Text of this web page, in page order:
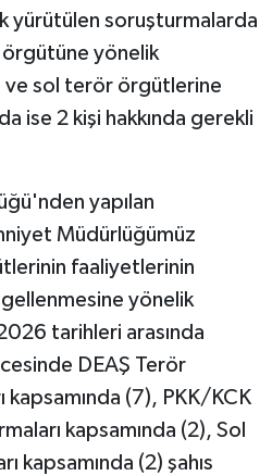
yürütülen soruşturmalarda
yönelik
ve sol terör örgütlerine
ise 2 kişi hakkında gerekli
yapılan
Müdürlüğümüz
faaliyetlerinin
yönelik
tarihleri arasında
DEAŞ Terör
(7), PKK/KCK
kapsamında (2), Sol
kapsamında (2) şahıs